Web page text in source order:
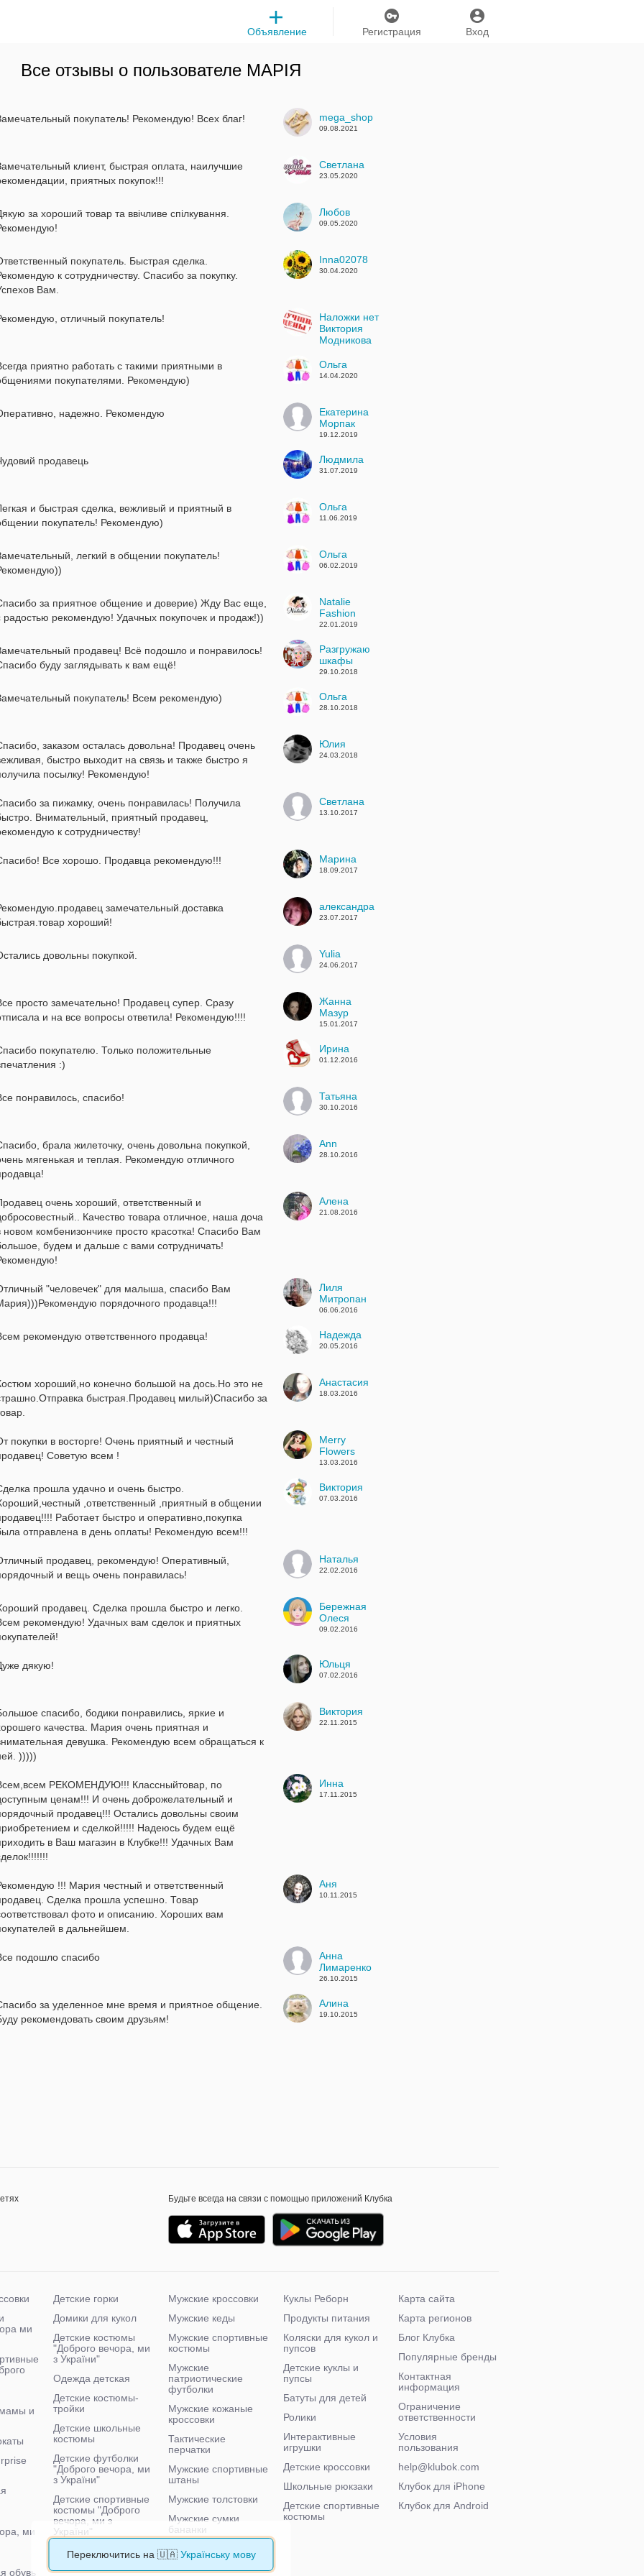
Вход
Регистрация
Объявление
Все отзывы о пользователе МАРІЯ
mega_shop
09.08.2021
покупатель! Рекомендую! Всех благ!
Светлана
23.05.2020
клиент, быстрая оплата, наилучшие
приятных покупок!!!
Любов
09.05.2020
за хороший товар та ввічливе спілкування.
Inna02078
30.04.2020
покупатель. Быстрая сделка.
к сотрудничеству. Спасибо за покупку.
Вам.
Наложки нет
Виктория
Модникова
отличный покупатель!
Ольга
14.04.2020
приятно работать с такими приятными в
покупателями. Рекомендую)
Екатерина
Морпак
19.12.2019
надежно. Рекомендую
Людмила
31.07.2019
продавець
Ольга
11.06.2019
и быстрая сделка, вежливый и приятный в
покупатель! Рекомендую)
Ольга
06.02.2019
легкий в общении покупатель!
Natalie
Fashion
22.01.2019
за приятное общение и доверие) Жду Вас еще,
радостью рекомендую! Удачных покупочек и продаж!))
Разгружаю
шкафы
29.10.2018
продавец! Всё подошло и понравилось!
буду заглядывать к вам ещё!
Ольга
28.10.2018
покупатель! Всем рекомендую)
Юлия
24.03.2018
заказом осталась довольна! Продавец очень
быстро выходит на связь и также быстро я
посылку! Рекомендую!
Cветлана
13.10.2017
за пижамку, очень понравилась! Получила
Внимательный, приятный продавец,
к сотрудничеству!
Марина
18.09.2017
Все хорошо. Продавца рекомендую!!!
александра
23.07.2017
замечательный.доставка
хороший!
Yulia
24.06.2017
довольны покупкой.
Жанна
Мазур
15.01.2017
просто замечательно! Продавец супер. Сразу
и на все вопросы ответила! Рекомендую!!!!
Ирина
01.12.2016
покупателю. Только положительные
:)
Татьяна
30.10.2016
понравилось, спасибо!
Ann
28.10.2016
брала жилеточку, очень довольна покупкой,
мягенькая и теплая. Рекомендую отличного
Алена
21.08.2016
очень хороший, ответственный и
Качество товара отличное, наша доча
новом комбенизончике просто красотка! Спасибо Вам
будем и дальше с вами сотрудничать!
Лиля
Митропан
06.06.2016
"человечек" для малыша, спасибо Вам
порядочного продавца!!!
Надежда
20.05.2016
рекомендую ответственного продавца!
Анастасия
18.03.2016
хороший,но конечно большой на дось.Но это не
быстрая.Продавец милый)Спасибо за
Merry
Flowers
13.03.2016
покупки в восторге! Очень приятный и честный
Советую всем !
Виктория
07.03.2016
прошла удачно и очень быстро.
,ответственный ,приятный в общении
Работает быстро и оперативно,покупка
отправлена в день оплаты! Рекомендую всем!!!
Наталья
22.02.2016
продавец, рекомендую! Оперативный,
и вещь очень понравилась!
Бережная
Олеся
09.02.2016
продавец. Сделка прошла быстро и легко.
рекомендую! Удачных вам сделок и приятных
Юльця
07.02.2016
дякую!
Виктория
22.11.2015
спасибо, бодики понравились, яркие и
качества. Мария очень приятная и
девушка. Рекомендую всем обращаться к
)))))
Инна
17.11.2015
РЕКОМЕНДУЮ!!! Классныйтовар, по
ценам!!! И очень доброжелательный и
продавец!!! Остались довольны своим
и сделкой!!!!! Надеюсь будем ещё
в Ваш магазин в Клубке!!! Удачных Вам
Аня
10.11.2015
!!! Мария честный и ответственный
Сделка прошла успешно. Товар
фото и описанию. Хороших вам
в дальнейшем.
Анна
Лимаренко
26.10.2015
подошло спасибо
Алина
19.10.2015
за уделенное мне время и приятное общение.
рекомендовать своим друзьям!
Будьте всегда на связи с помощью приложений Клубка
ми
и
ми
обувь
Детские горки
Домики для кукол
Детские костюмы
"Доброго вечора, ми
з України"
Одежда детская
Детские костюмы-
тройки
Детские школьные
костюмы
Детские футболки
"Доброго вечора, ми
з України"
Детские спортивные
костюмы "Доброго
вечора, ми з
України"
Детские велосипеды
Мужские кроссовки
Мужские кеды
Мужские спортивные
костюмы
Мужские
патриотические
футболки
Мужские кожаные
кроссовки
Тактические
перчатки
Мужские спортивные
штаны
Мужские толстовки
Мужские сумки
бананки
Мужские тактические
кроссовки
Куклы Реборн
Продукты питания
Коляски для кукол и
пупсов
Детские куклы и
пупсы
Батуты для детей
Ролики
Интерактивные
игрушки
Детские кроссовки
Школьные рюкзаки
Детские спортивные
костюмы
Карта сайта
Карта регионов
Блог Клубка
Популярные бренды
Контактная
информация
Ограничение
ответственности
Условия
пользования
help@klubok.com
Клубок для iPhone
Клубок для Android
Переключитись на 🇺🇦 Українську мову